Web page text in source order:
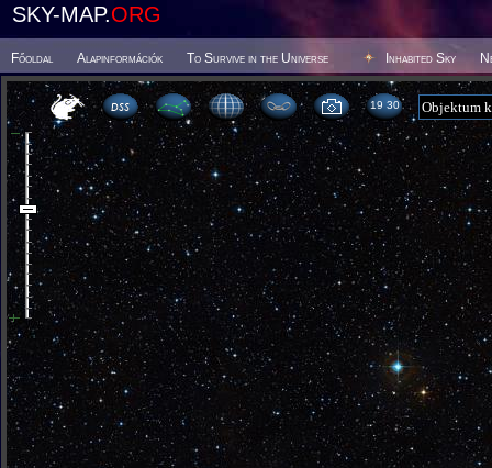
SKY-MAP.ORG
Főoldal Alapinformációk To Survive in the Universe Inhabited Sky
19 30